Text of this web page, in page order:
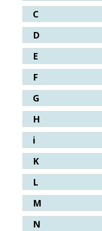
C
D
E
F
G
H
i
K
L
M
N